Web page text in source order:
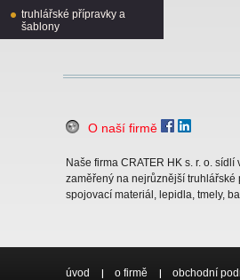
truhlářské přípravky a
šablony
O naší firmě
Naše firma CRATER HK s. r. o.
zaměřený na nejrůznější
spojovací materiál, lepidla, tmely,
úvod o firmě obchodní